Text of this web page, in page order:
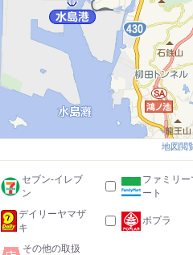
地図閲
セブン-イレブ
ン
ファミリー
ート
デイリーヤマザ
キ
ポプラ
その他の取扱